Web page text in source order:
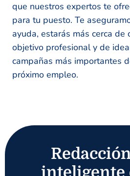
que nuestros expertos te
para tu puesto. Te
ayuda, estarás más cerca de
objetivo profesional y de
campañas más importantes
próximo empleo.
inteligente